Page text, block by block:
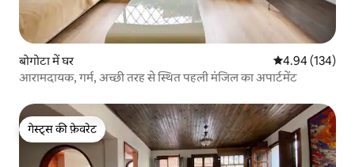
बोगोटा में घर औसत रेटिंग 5 में से
4.94 (134)
आरामदायक, गर्म, अच्छी तरह से स्थित पहली मंजिल का अपार्टमेंट
गेस्ट्स की फ़ेवरेट
गेस्ट्स की फ़ेवरेट